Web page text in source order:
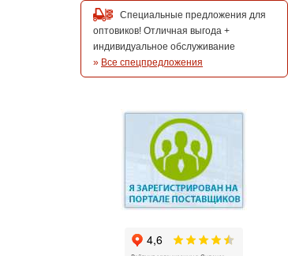
Специальные предложения для
оптовиков! Отличная выгода +
индивидуальное обслуживание
» Все спецпредложения